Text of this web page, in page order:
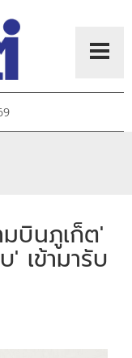
มบินภูเก็ต'
เข้ามารับ